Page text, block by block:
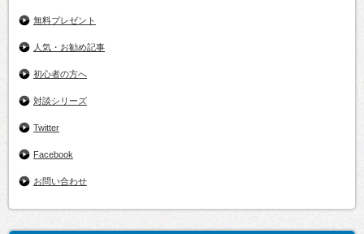
無料プレゼント
人気・お勧め記事
初心者の方へ
対談シリーズ
Twitter
Facebook
お問い合わせ